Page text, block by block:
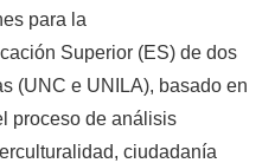
para la
Superior (ES) de dos
(UNC e UNILA), basado en
proceso de análisis
ciudadanía